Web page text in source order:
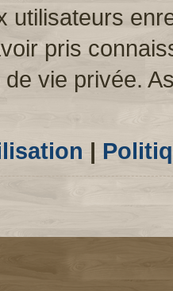
utilisateurs
pris
vie privée.
|